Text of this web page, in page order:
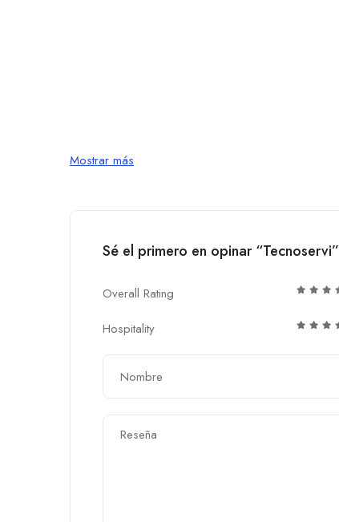
Mostrar más
Sé el primero en opinar “Tecnoservi”
Overall Rating
Hospitality